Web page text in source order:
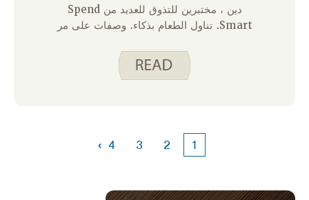
دين ، مختبرين للتذوق للعديد من Spend
Smart. تناول الطعام بذكاء. وصفات على مر
بهيج من عائلتنا. إليك ما شاركه جان معي: س: ما
هي ذاكرة طعام العطلة المفضلة لديك؟ ج: صنع
حتى لا يلتصق الحلوى بأيدينا. كنا نسحبها حتى
يتغير لونها إلى الأبيض ثم نلفها على شكل ثعبان
1
2
3
4
›